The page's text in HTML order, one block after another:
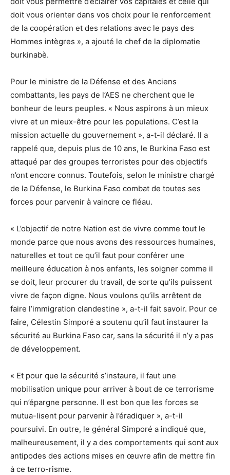
doit vous orienter dans vos choix pour le renforcement
de la coopération et des relations avec le pays des
Hommes intègres », a ajouté le chef de la diplomatie
burkinabè.
Pour le ministre de la Défense et des Anciens
combattants, les pays de l’AES ne cherchent que le
bonheur de leurs peuples. « Nous aspirons à un mieux
vivre et un mieux-être pour les populations. C’est la
mission actuelle du gouvernement », a-t-il déclaré. Il a
rappelé que, depuis plus de 10 ans, le Burkina Faso est
attaqué par des groupes terroristes pour des objectifs
n’ont encore connus. Toutefois, selon le ministre chargé
de la Défense, le Burkina Faso combat de toutes ses
forces pour parvenir à vaincre ce fléau.
« L’objectif de notre Nation est de vivre comme tout le
monde parce que nous avons des ressources humaines,
naturelles et tout ce qu’il faut pour conférer une
meilleure éducation à nos enfants, les soigner comme il
se doit, leur procurer du travail, de sorte qu’ils puissent
vivre de façon digne. Nous voulons qu’ils arrêtent de
faire l’immigration clandestine », a-t-il fait savoir. Pour ce
faire, Célestin Simporé a soutenu qu’il faut instaurer la
sécurité au Burkina Faso car, sans la sécurité il n’y a pas
de développement.
« Et pour que la sécurité s’instaure, il faut une
mobilisation unique pour arriver à bout de ce terrorisme
qui n’épargne personne. Il est bon que les forces se
mutua-lisent pour parvenir à l’éradiquer », a-t-il
poursuivi. En outre, le général Simporé a indiqué que,
malheureusement, il y a des comportements qui sont aux
antipodes des actions mises en œuvre afin de mettre fin
à ce terro-risme.